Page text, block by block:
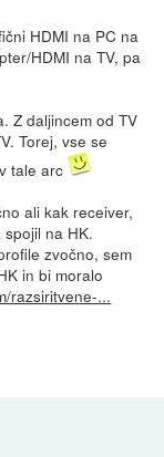
HDMI na PC na
HDMI na TV, pa
Z daljincem od TV
Torej, vse se
tale arc
ali kak receiver,
na HK.
zvočno, sem
in bi moralo
razsiritvene-...